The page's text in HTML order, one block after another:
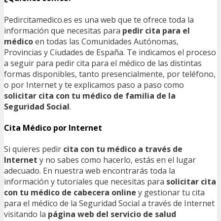
Pedircitamedico.es es una web que te ofrece toda la
información que necesitas para pedir cita para el
médicoen todas las Comunidades Autónomas,
Provincias y Ciudades de España. Te indicamos el proceso
a seguir para pedir cita para el médico de las distintas
formas disponibles, tanto presencialmente, por teléfono,
o por Internet y te explicamos paso a paso como
solicitar cita con tu médico de familia de la
Seguridad Social.
Cita Médico por Internet
Si quieres pedir cita con tu médico a través de
Internet y no sabes como hacerlo, estás en el lugar
adecuado. En nuestra web encontrarás toda la
información y tutoriales que necesitas para solicitar cita
con tu médico de cabecera online y gestionar tu cita
para el médico de la Seguridad Social a través de Internet
visitando la página web del servicio de salud